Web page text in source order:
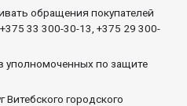
обращения покупателей
33 300-30-13, +375 29 300-
уполномоченных по защите
Витебского городского